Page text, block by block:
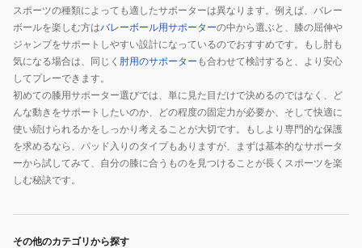
スポーツの種類によっても適したサポーターは異なります。例えば、バレー
ボールを楽しむ方はバレーボール用サポーターの中から選ぶと、膝の屈伸や
ジャンプをサポートしやすい設計になっているのでおすすめです。もし肘も
気になる場合は、同じく 肘用のサポーター も合わせて検討すると、より安心
してプレーできます。
初めての膝用サポーター選びでは、単に見た目だけで決めるのではなく、ど
んな動きをサポートしたいのか、どの程度の固定力が必要か、そして快適に
使い続けられるかをしっかり考えることが大切です。もしより専門的な保護
を求めるなら、パッド入りのタイプもありますが、まずは基本的なサポータ
ーから試してみて、自分の膝に合うものを見つけることが長くスポーツを楽
しむ秘訣です。
その他のカテゴリから探す